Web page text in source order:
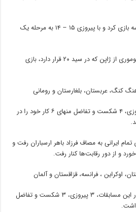
او در دور بعد با الیوت از فرانسه بازی کرد و با پیروزی ۱۵ – ۱۴ به مرحله یک
محمد فتوحی فردا با شیدو سوموری از ژاپن که در سید ۲۰ قرار دارد، بازی
کنگ، عربستان، بلغارستان و رومانی
این سابریست جوان با ۲ پیروزی، ۴ شکست و تفاضل منهای ۶ کار خود را در
ایرانی به مصاف فرزاد باهر ارسباران رفت و
و از دور رقابت‌ها کنار رفت.
اوکراین ، فرانسه، قزاقستان و آلمان
جوان‌ترین سابریست ایران در این مسابقات، ۳ پیروزی، ۳ شکست و تفاضل